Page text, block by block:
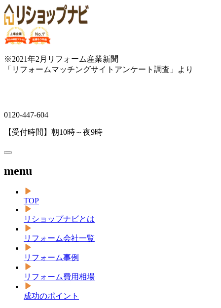
※2021年2月リフォーム産業新聞
「リフォームマッチングサイトアンケート調査」より
0120-447-604
【受付時間】朝10時～夜9時
menu
TOP
リショップナビとは
リフォーム会社一覧
リフォーム事例
リフォーム費用相場
成功のポイント